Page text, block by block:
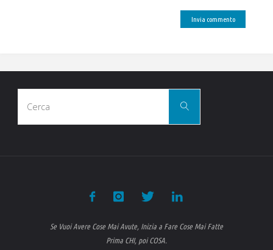
Cerca
Se Vuoi Avere Cose Mai Avute, Inizia a Fare Cose Mai Fatte
Prima CHI, poi COSA.